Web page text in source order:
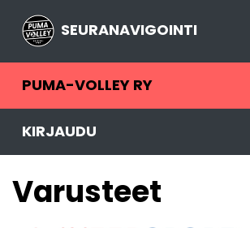
SEURANAVIGOINTI
PUMA-VOLLEY RY
KIRJAUDU
Varusteet